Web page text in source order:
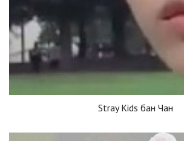
Stray Kids бан Чан